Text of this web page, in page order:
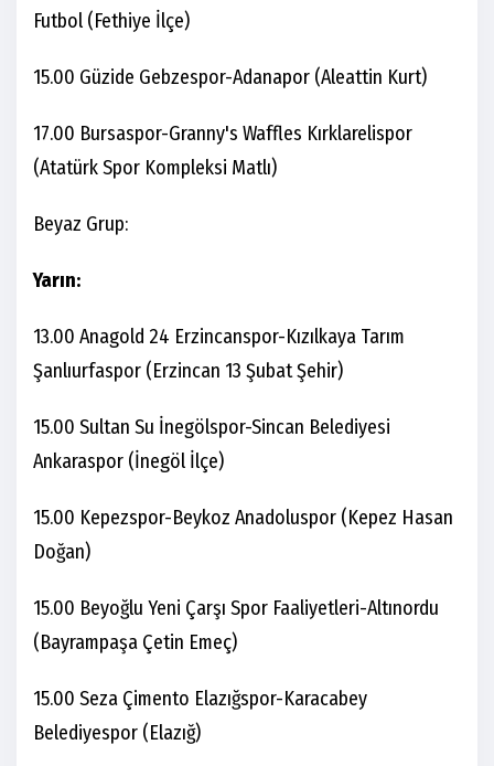
Futbol (Fethiye İlçe)
15.00 Güzide Gebzespor-Adanapor (Aleattin Kurt)
17.00 Bursaspor-Granny's Waffles Kırklarelispor
(Atatürk Spor Kompleksi Matlı)
Beyaz Grup:
Yarın:
13.00 Anagold 24 Erzincanspor-Kızılkaya Tarım
Şanlıurfaspor (Erzincan 13 Şubat Şehir)
15.00 Sultan Su İnegölspor-Sincan Belediyesi
Ankaraspor (İnegöl İlçe)
15.00 Kepezspor-Beykoz Anadoluspor (Kepez Hasan
Doğan)
15.00 Beyoğlu Yeni Çarşı Spor Faaliyetleri-Altınordu
(Bayrampaşa Çetin Emeç)
15.00 Seza Çimento Elazığspor-Karacabey
Belediyespor (Elazığ)